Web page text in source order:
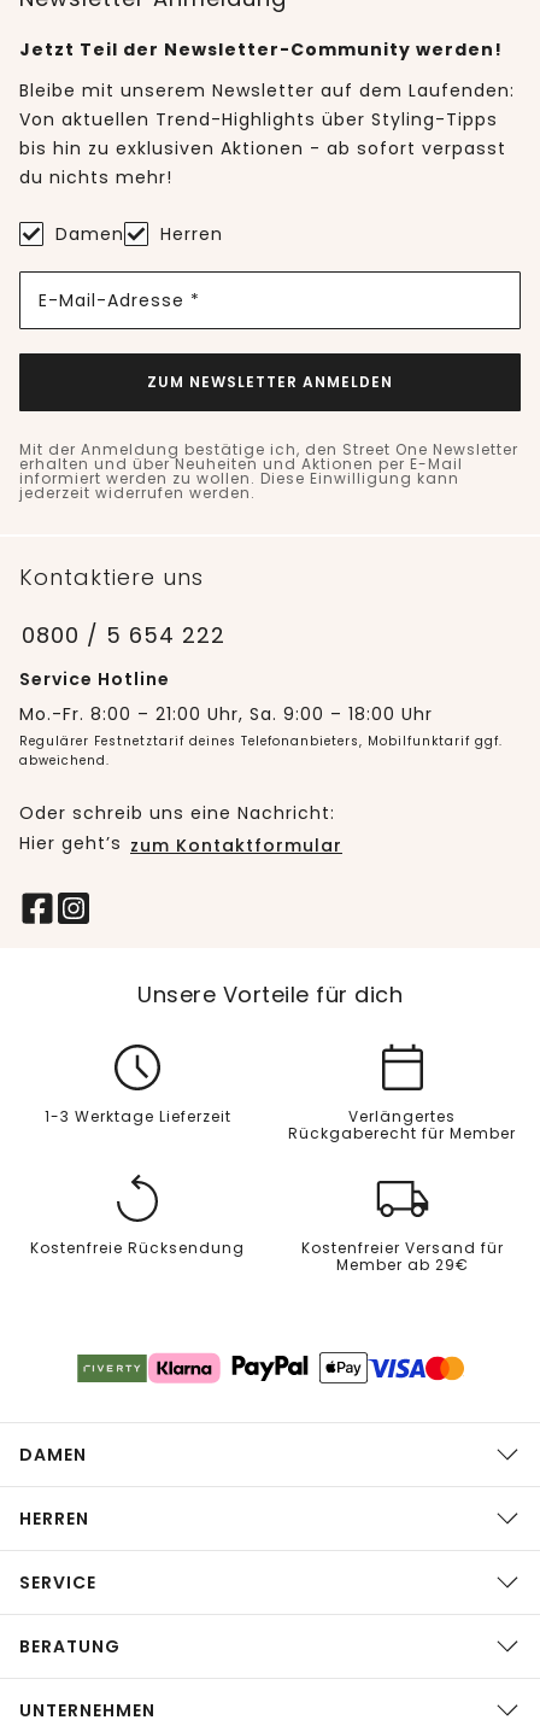
Jetzt Teil der Newsletter-Community werden!
Bleibe mit unserem Newsletter auf dem Laufenden:
Von aktuellen Trend-Highlights über Styling-Tipps
bis hin zu exklusiven Aktionen - ab sofort verpasst
du nichts mehr!
Damen Herren
E-Mail-Adresse *
ZUM NEWSLETTER ANMELDEN
Mit der Anmeldung bestätige ich, den Street One Newsletter
erhalten und über Neuheiten und Aktionen per E-Mail
informiert werden zu wollen. Diese Einwilligung kann
jederzeit widerrufen werden.
Kontaktiere uns
0800 / 5 654 222
Service Hotline
Mo.-Fr. 8:00 – 21:00 Uhr, Sa. 9:00 – 18:00 Uhr
Regulärer Festnetztarif deines Telefonanbieters, Mobilfunktarif ggf.
abweichend.
Oder schreib uns eine Nachricht:
Hier geht’s zum Kontaktformular
Unsere Vorteile für dich
1-3 Werktage Lieferzeit
Verlängertes
Rückgaberecht für Member
Kostenfreie Rücksendung
Kostenfreier Versand für
Member ab 29€
DAMEN
HERREN
SERVICE
BERATUNG
UNTERNEHMEN